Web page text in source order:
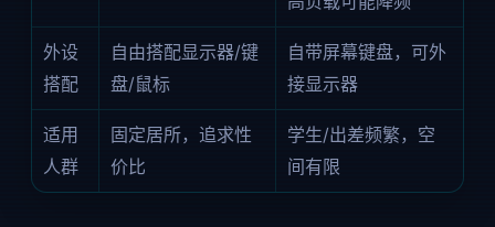
外设
搭配
自由搭配显示器/键
盘/鼠标
自带屏幕键盘，可外
接显示器
适用
人群
固定居所，追求性
价比
学生/出差频繁，空
间有限